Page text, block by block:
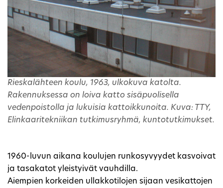
Rieskalähteen koulu, 1963, ulkokuva katolta.
Rakennuksessa on loiva katto sisäpuolisella
vedenpoistolla ja lukuisia kattoikkunoita. Kuva: TTY,
Elinkaaritekniikan tutkimusryhmä, kuntotutkimukset.
1960-luvun aikana koulujen runkosyvyydet kasvoivat
ja tasakatot yleistyivät vauhdilla.
Aiempien korkeiden ullakkotilojen sijaan vesikattojen